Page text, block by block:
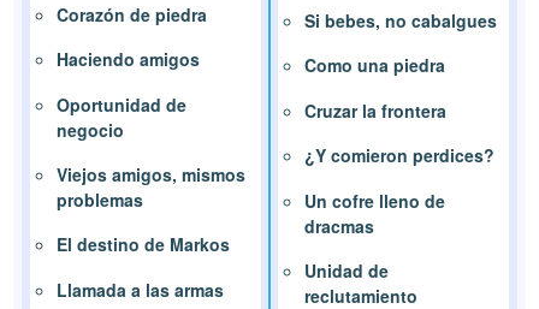
Corazón de piedra
Haciendo amigos
Oportunidad de
negocio
Viejos amigos, mismos
problemas
El destino de Markos
Llamada a las armas
Si bebes, no cabalgues
Como una piedra
Cruzar la frontera
¿Y comieron perdices?
Un cofre lleno de
dracmas
Unidad de
reclutamiento